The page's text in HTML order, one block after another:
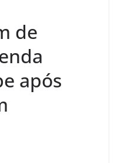
de
após